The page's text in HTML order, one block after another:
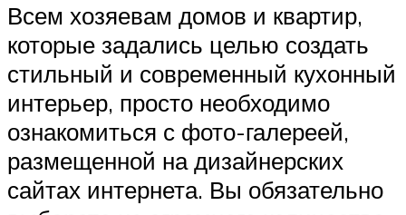
Всем хозяевам домов и квартир,
которые задались целью создать
стильный и современный кухонный
интерьер, просто необходимо
ознакомиться с фото-галереей,
размещенной на дизайнерских
сайтах интернета. Вы обязательно